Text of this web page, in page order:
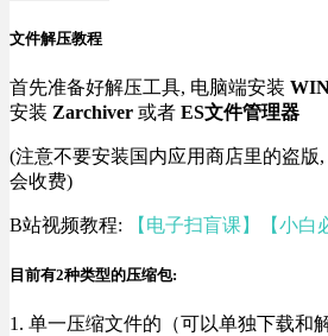
文件解压教程
首先准备好解压工具, 电脑端安装
安装 Zarchiver 或者 ES文件管理器
(注意不要安装国内应用商店里的盗版
会收费)
B站视频教程: 【电子扫盲课】【小
目前有2种类型的压缩包:
1. 单一压缩文件的（可以单独下载和